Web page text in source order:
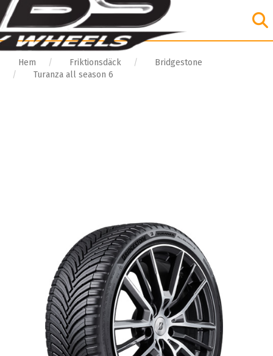
Hem Friktionsdäck
Bridgestone
Turanza all season 6